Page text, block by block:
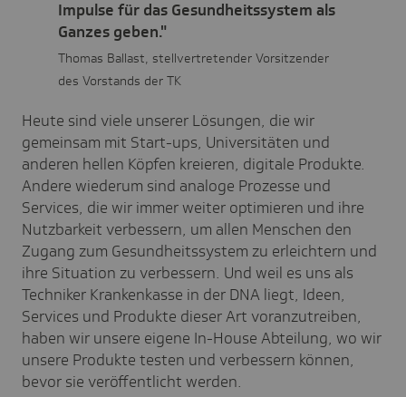
Impulse für das Gesundheitssystem als
Ganzes geben."
Thomas Ballast, stellvertretender Vorsitzender
des Vorstands der TK
Heute sind viele unserer Lösungen, die wir
gemeinsam mit Start-ups, Universitäten und
anderen hellen Köpfen kreieren, digitale Produkte.
Andere wiederum sind analoge Prozesse und
Services, die wir immer weiter optimieren und ihre
Nutzbarkeit verbessern, um allen Menschen den
Zugang zum Gesundheitssystem zu erleichtern und
ihre Situation zu verbessern. Und weil es uns als
Techniker Krankenkasse in der DNA liegt, Ideen,
Services und Produkte dieser Art voranzutreiben,
haben wir unsere eigene In-House Abteilung, wo wir
unsere Produkte testen und verbessern können,
bevor sie veröffentlicht werden.